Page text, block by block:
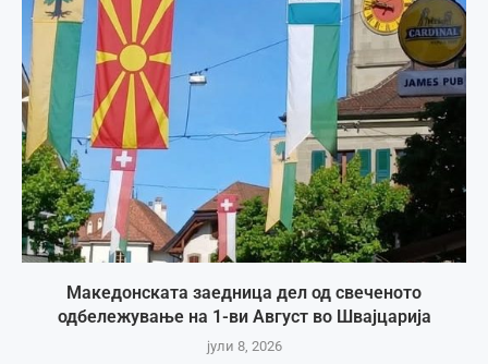
Македонската заедница дел од свеченото
одбележување на 1-ви Август во Швајцарија
јули 8, 2026